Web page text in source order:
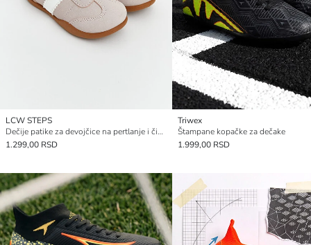
LCW STEPS
Dečije patike za devojčice na pertlanje i čičak trake
1.299,00 RSD
Triwex
Štampane kopačke za dečake
1.999,00 RSD